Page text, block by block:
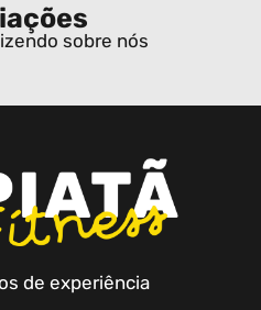
sobre nós
de experiência